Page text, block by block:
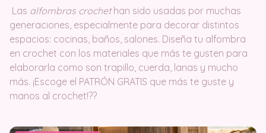
Las alfombras crochethan sido usadas por muchas
generaciones, especialmente para decorar distintos
espacios: cocinas, baños, salones. Diseña tu alfombra
en crochet con los materiales que más te gusten para
elaborarla como son trapillo, cuerda, lanas y mucho
más. ¡Escoge el PATRÓN GRATIS que más te guste y
manos al crochet!?​?​